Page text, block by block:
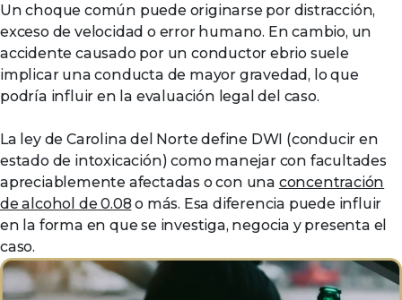
Un choque común puede originarse por distracción,
exceso de velocidad o error humano. En cambio, un
accidente causado por un conductor ebrio suele
implicar una conducta de mayor gravedad, lo que
podría influir en la evaluación legal del caso.
La ley de Carolina del Norte define DWI (conducir en
estado de intoxicación) como manejar con facultades
apreciablemente afectadas o con una concentración
de alcohol de 0.08 o más. Esa diferencia puede influir
en la forma en que se investiga, negocia y presenta el
caso.